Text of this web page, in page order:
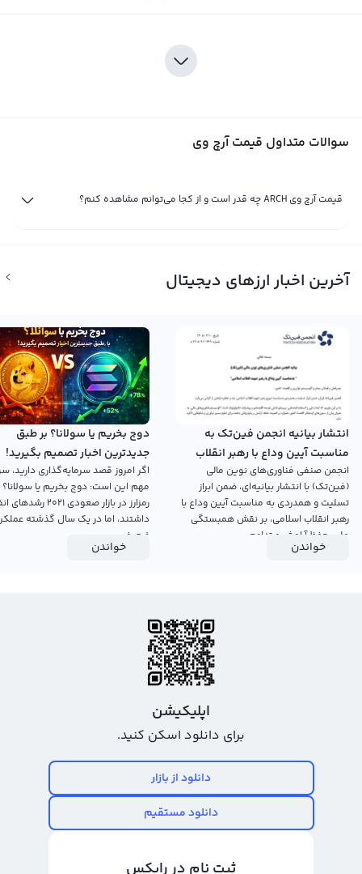
سوالات متداول قیمت آرچ وی
قیمت آرچ وی ARCH چه قدر است و از کجا می‌توانم مشاهده کنم؟
آخرین اخبار ارزهای دیجیتال
انتشار بیانیه انجمن فین‌تک به
مناسبت آیین وداع با رهبر انقلاب
اسلامی
انجمن صنفی فناوری‌های نوین مالی
(فین‌تک) با انتشار بیانیه‌ای، ضمن ابراز
تسلیت و همدردی به مناسبت آیین وداع با
رهبر انقلاب اسلامی، بر نقش همبستگی
ملی، حفظ آرامش و تداوم...
خواندن
دوج بخریم یا سولانا؟ بر طبق
جدیدترین اخبار تصمیم بگیرید!
اگر امروز قصد سرمایه‌گذاری دارید،
مهم این است: دوج بخریم یا
رمزارز در بازار صعودی ۲۰۲۱
داشتند، اما در یک سال گذشته
ضعیفی...
خواندن
اپلیکیشن
برای دانلود اسکن کنید.
دانلود از بازار
دانلود مستقیم
ثبت نام در رابکس